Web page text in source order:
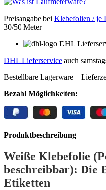
Preisangabe bei Klebefolien / je
30/50 Meter
DHL
DHL Lieferservice auch
Bestellbare Lagerware –
Bezahl Möglichkeiten:
Produktbeschreibung
Weiße Klebefolie
beschreibbar): Die
Etiketten